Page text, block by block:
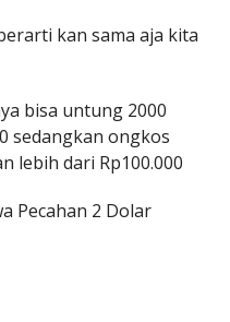
kan sama aja kita
bisa untung 2000
sedangkan ongkos
lebih dari Rp100.000
Pecahan 2 Dolar